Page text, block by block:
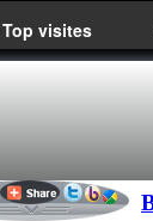
Top visites